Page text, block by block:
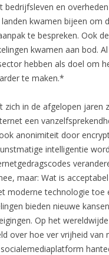
bedrijfsleven en
landen kwamen bijeen om
te bespreken. Ook
kwamen aan bod.
hebben als doel om
te maken.*
zich in de afgelopen jaren
een
anonimiteit door
intelligentie
maar: Wat is
moderne technologie toe
bieden nieuwe
Op het
over hoe ver vrijheid van